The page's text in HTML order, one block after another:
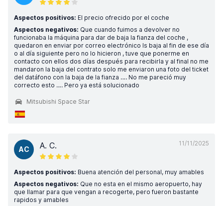
Aspectos positivos: El precio ofrecido por el coche
Aspectos negativos: Que cuando fuimos a devolver no
funcionaba la máquina para dar de baja la fianza del coche ,
quedaron en enviar por correo electrónico ls baja al fin de ese día
o al día siguiente pero no lo hicieron , tuve que ponerme en
contacto con ellos dos días después para recibirla y al final no me
mandaron la baja del contrato solo me enviaron una foto del ticket
del datáfono con la baja de la fianza …. No me pareció muy
correcto esto …. Pero ya está solucionado
Mitsubishi Space Star
11/11/2025
AC A. C.
Aspectos positivos: Buena atención del personal, muy amables
Aspectos negativos: Que no esta en el mismo aeropuerto, hay
que llamar para que vengan a recogerte, pero fueron bastante
rapidos y amables